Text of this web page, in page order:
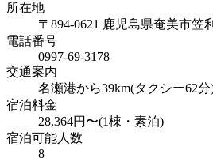
所在地
〒894-0621 鹿児島県奄美市笠
電話番号
0997‐69‐3178
交通案内
名瀬港から39km(タクシー62
宿泊料金
28,364円〜(1棟・素泊)
宿泊可能人数
8